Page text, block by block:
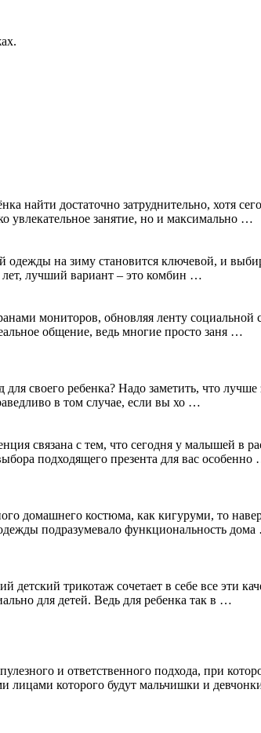
найти достаточно затруднительно, хотя
увлекательное занятие, но и максимально …
одежды на зиму становится ключевой, и
лучший вариант – это комбин …
мониторов, обновляя ленту
общение, ведь многие просто заня …
своего ребенка? Надо заметить, что
в том случае, если вы хо …
связана с тем, что сегодня у малышей в
подходящего презента для вас особенно
домашнего костюма, как кигуруми, то
подразумевало функциональность
трикотаж сочетает в себе все эти
для детей. Ведь для ребенка так в …
и ответственного подхода, при
лицами которого будут мальчишки и